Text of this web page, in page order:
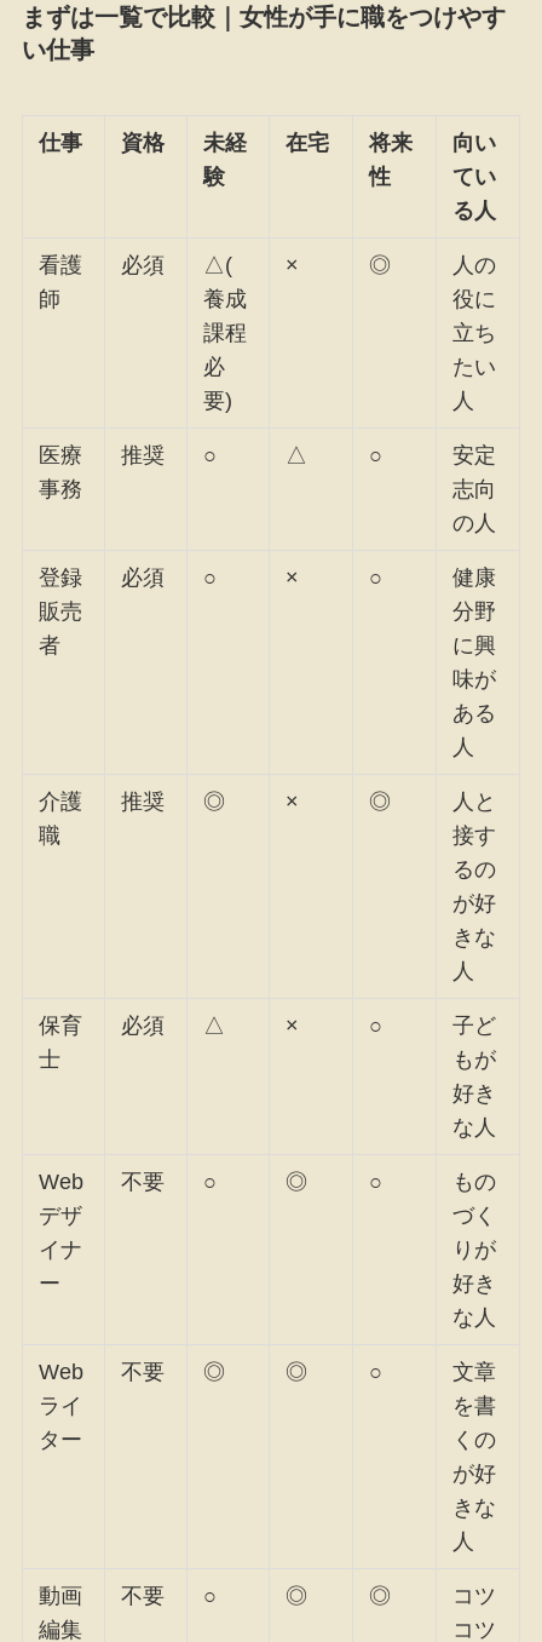
まずは一覧で比較｜女性が手に職をつけやす
い仕事
仕事 資格
未経
験
在宅
将来
性
向い
てい
る人
看護
師
必須
△(
養成
課程
必
要)
× ◎
人の
役に
立ち
たい
人
医療
事務
推奨 ○ △ ○
安定
志向
の人
登録
販売
者
必須 ○ × ○
健康
分野
に興
味が
ある
人
介護
職
推奨 ◎ × ◎
人と
接す
るの
が好
きな
人
保育
士
必須 △ × ○
子ど
もが
好き
な人
Web
デザ
イナ
ー
不要 ○ ◎ ○
もの
づく
りが
好き
な人
Web
ライ
ター
不要 ◎ ◎ ○
文章
を書
くの
が好
きな
人
動画
編集
不要 ○ ◎ ◎
コツ
コツ